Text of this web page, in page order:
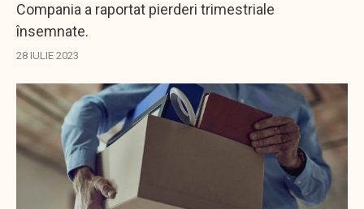
Compania a raportat pierderi trimestriale
însemnate.
28 IULIE 2023